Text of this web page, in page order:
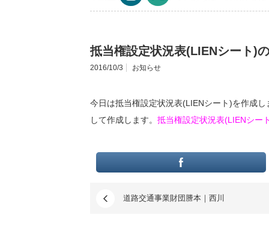
抵当権設定状況表(LIENシート)
2016/10/3 お知らせ
今日は抵当権設定状況表(LIENシート)を作成
して作成します。 抵当権設定状況表(LIENシー
道路交通事業財団謄本｜西川